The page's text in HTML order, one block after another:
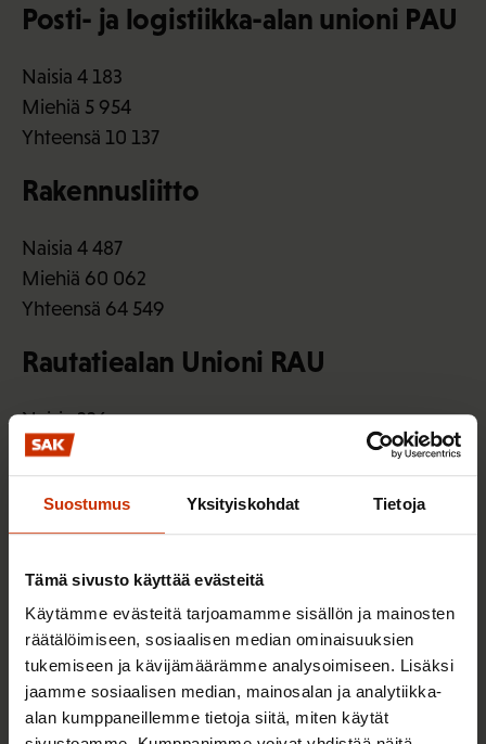
Suostumus Yksityiskohdat Tietoja
Tämä sivusto käyttää evästeitä
Käytämme evästeitä tarjoamamme sisällön ja mainosten
räätälöimiseen, sosiaalisen median ominaisuuksien
tukemiseen ja kävijämäärämme analysoimiseen. Lisäksi
jaamme sosiaalisen median, mainosalan ja analytiikka-
alan kumppaneillemme tietoja siitä, miten käytät
Posti- ja logistiikka-alan unioni PAU
Naisia 4 183
Miehiä 5 954
Yhteensä 10 137
Rakennusliitto
Naisia 4 487
Miehiä 60 062
Yhteensä 64 549
Rautatiealan Unioni RAU
Naisia 226
Miehiä 2 738
Yhteensä 2 964
Suomen Elintarviketyöläisten Liitto
Naisia 14 950
Miehiä 12 453
Yhteensä 27 403
Suomen Huippu-urheilijoiden